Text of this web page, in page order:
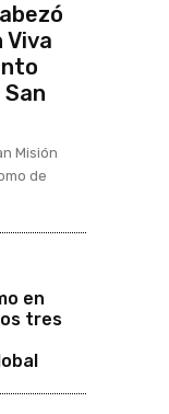
Viva
Misión
de
en
tres